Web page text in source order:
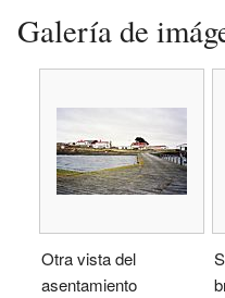
Galería de
Otra vista del
asentamiento